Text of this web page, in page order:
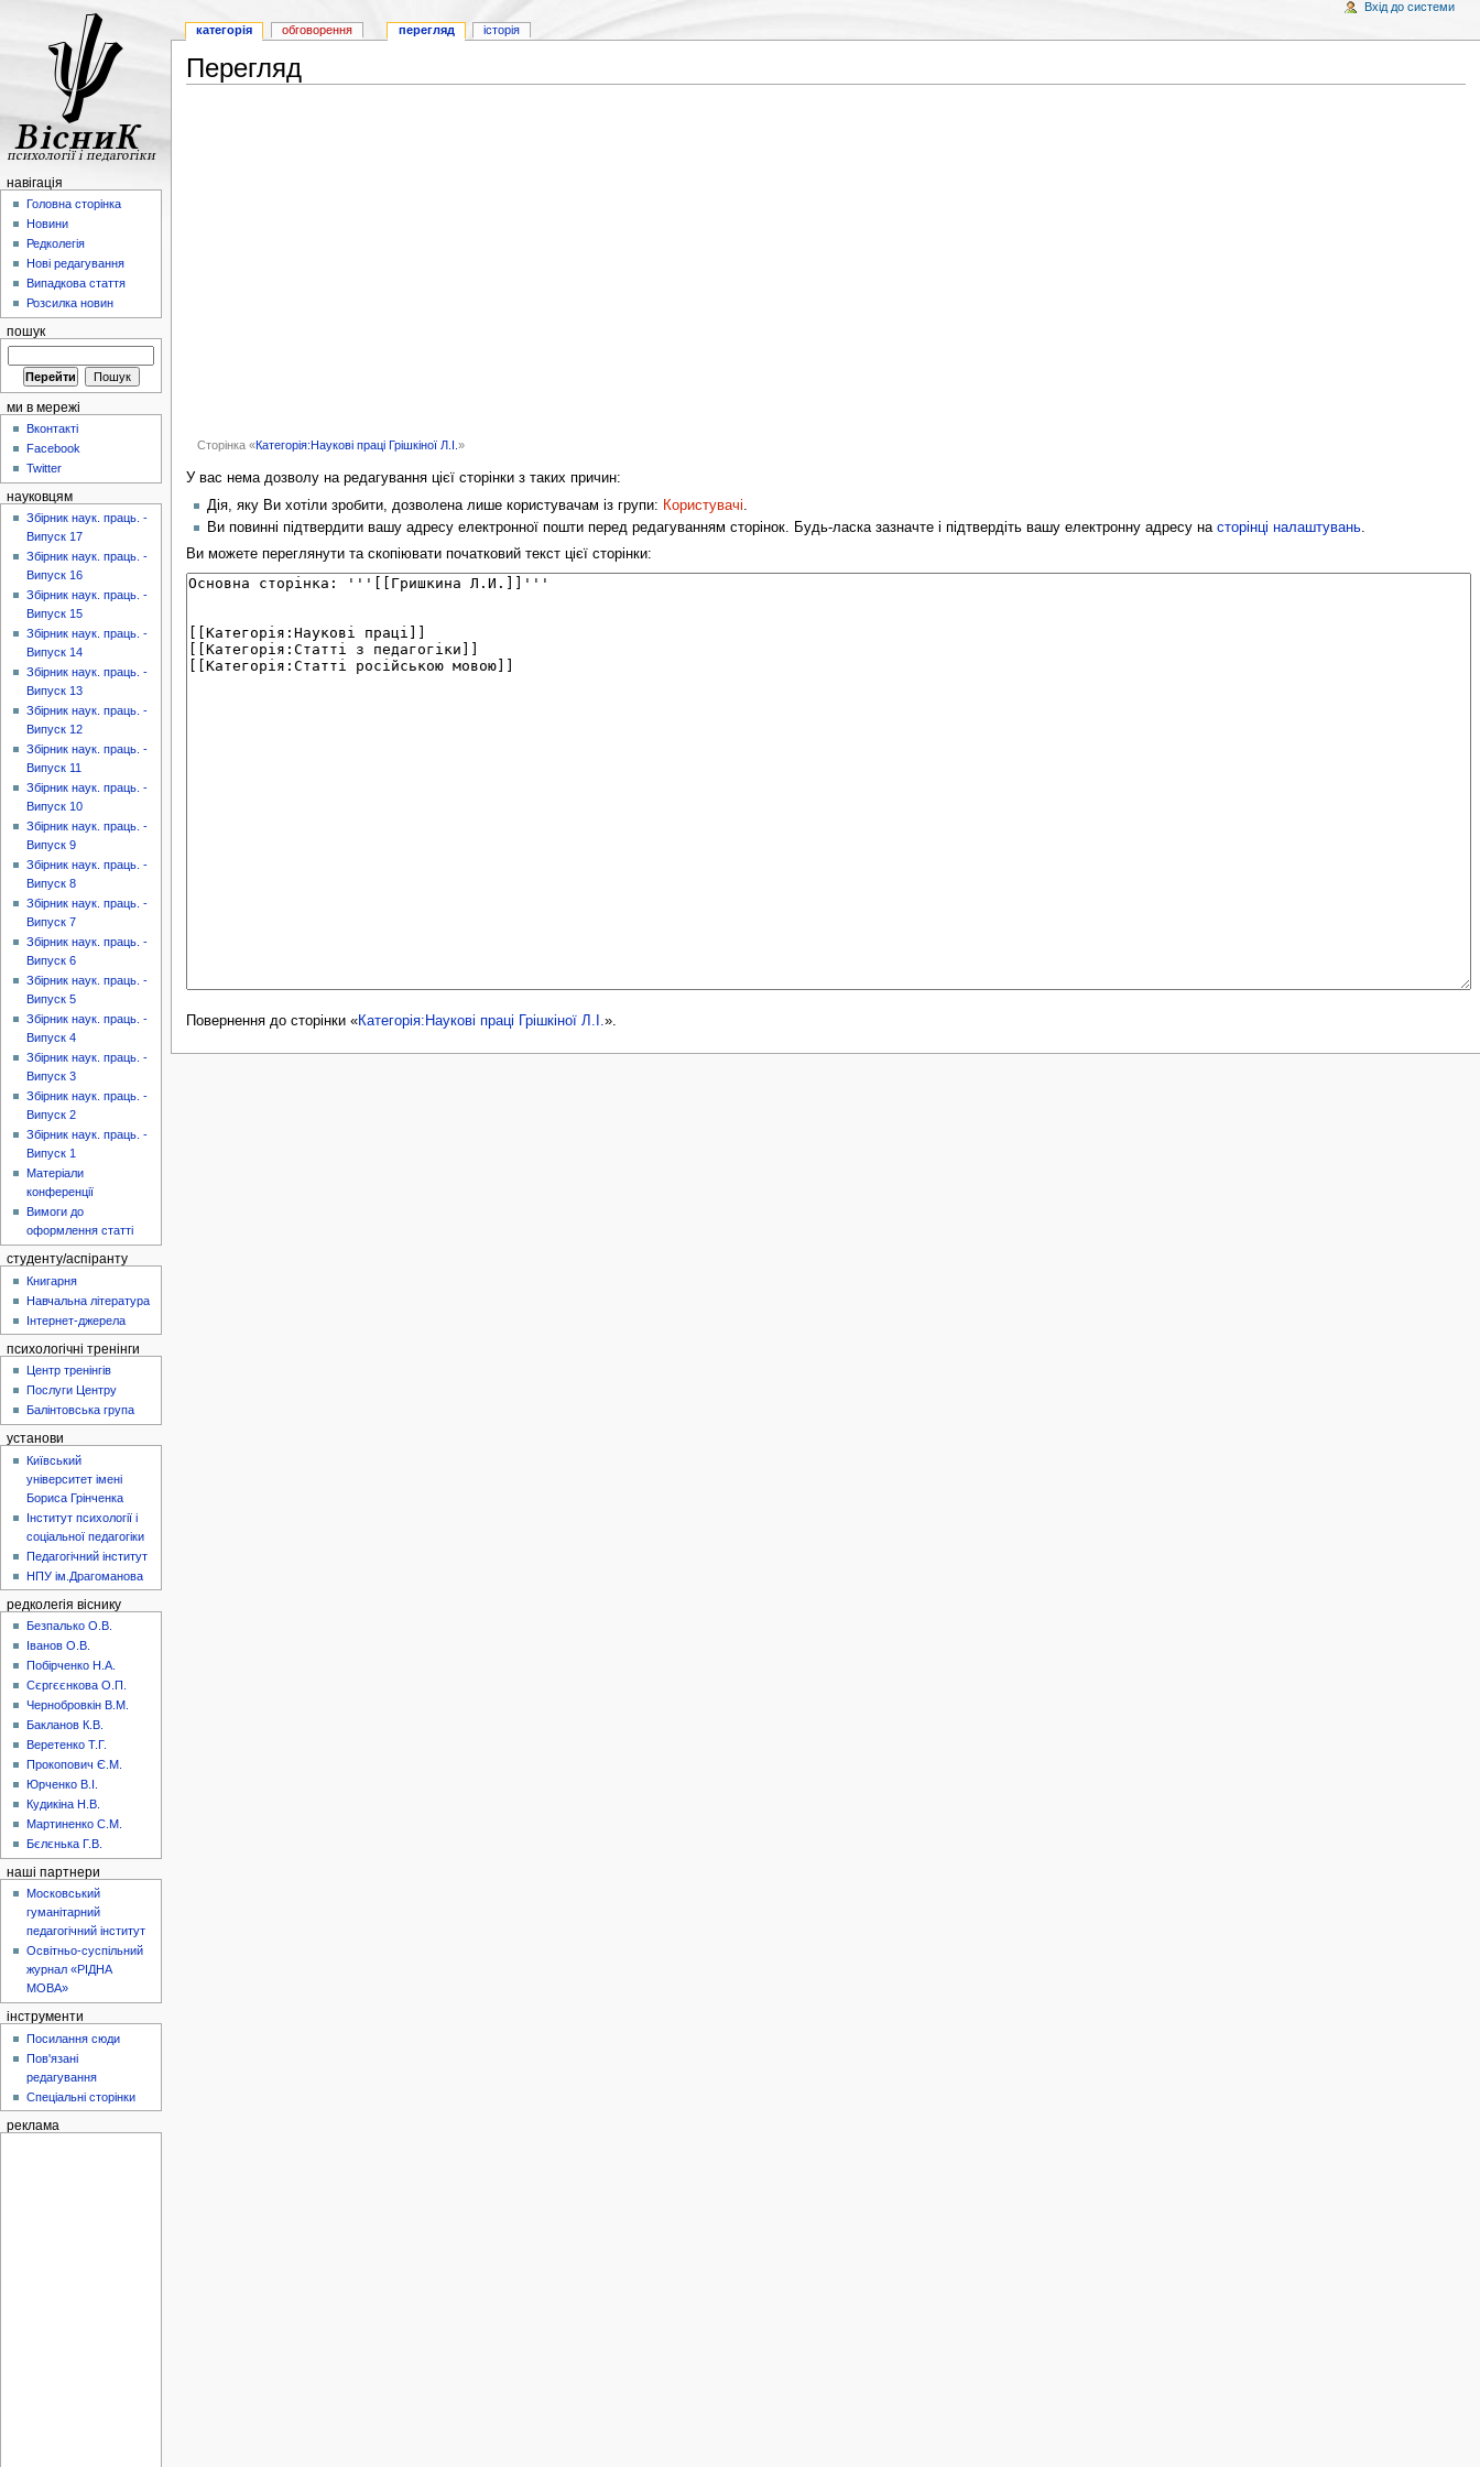
Перегляд
Сторінка «Категорія:Наукові праці Грішкіної Л.І.»
У вас нема дозволу на редагування цієї сторінки з таких причин:
Дія, яку Ви хотіли зробити, дозволена лише користувачам із групи: Користувачі.
Ви повинні підтвердити вашу адресу електронної пошти перед редагуванням сторінок. Будь-ласка зазначте і підтвердіть вашу електронну адресу на сторінці налаштувань.
Ви можете переглянути та скопіювати початковий текст цієї сторінки:
Повернення до сторінки «Категорія:Наукові праці Грішкіної Л.І.».
категорія обговорення перегляд історія
Вхід до системи
навігація
Головна сторінка
Новини
Редколегія
Нові редагування
Випадкова стаття
Розсилка новин
пошук
ми в мережі
Вконтакті
Facebook
Twitter
науковцям
Збірник наук. праць. -
Випуск 17
Збірник наук. праць. -
Випуск 16
Збірник наук. праць. -
Випуск 15
Збірник наук. праць. -
Випуск 14
Збірник наук. праць. -
Випуск 13
Збірник наук. праць. -
Випуск 12
Збірник наук. праць. -
Випуск 11
Збірник наук. праць. -
Випуск 10
Збірник наук. праць. -
Випуск 9
Збірник наук. праць. -
Випуск 8
Збірник наук. праць. -
Випуск 7
Збірник наук. праць. -
Випуск 6
Збірник наук. праць. -
Випуск 5
Збірник наук. праць. -
Випуск 4
Збірник наук. праць. -
Випуск 3
Збірник наук. праць. -
Випуск 2
Збірник наук. праць. -
Випуск 1
Матеріали
конференції
Вимоги до
оформлення статті
студенту/аспіранту
Книгарня
Навчальна література
Інтернет-джерела
психологічні тренінги
Центр тренінгів
Послуги Центру
Балінтовська група
установи
Київський
університет імені
Бориса Грінченка
Інститут психології і
соціальної педагогіки
Педагогічний інститут
НПУ ім.Драгоманова
редколегія віснику
Безпалько О.В.
Іванов О.В.
Побірченко Н.А.
Сєргєєнкова О.П.
Чернобровкін В.М.
Бакланов К.В.
Веретенко Т.Г.
Прокопович Є.М.
Юрченко В.І.
Кудикіна Н.В.
Мартиненко С.М.
Бєлєнька Г.В.
наші партнери
Московський
гуманітарний
педагогічний інститут
Освітньо-суспільний
журнал «РІДНА
МОВА»
інструменти
Посилання сюди
Пов'язані
редагування
Спеціальні сторінки
реклама